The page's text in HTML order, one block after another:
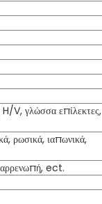
H/V, γλώσσα επίλεκτες,
ρωσικά, ιαπωνικά,
ect.